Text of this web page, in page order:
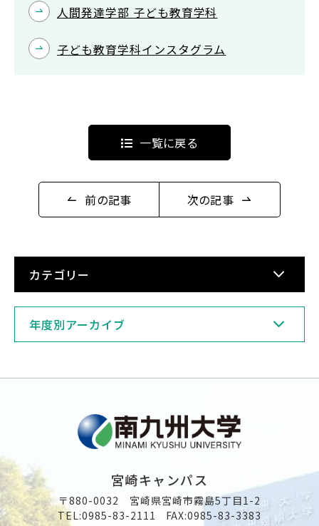
お問い合わせ
資料請求
個人情報保護方針
人間発達学部 子ども教育学科
子ども教育学科インスタグラム
前の記事
一覧に戻る
次の記事
カテゴリー
年度別アーカイブ
宮崎キャンパス
〒880-0032 宮崎県宮崎市霧島5丁目1-2
TEL:0985-83-2111 FAX:0985-83-3383